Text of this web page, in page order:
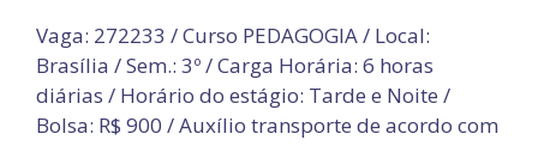
Vaga: 272233 / Curso PEDAGOGIA / Local:
Brasília / Sem.: 3º / Carga Horária: 6 horas
diárias / Horário do estágio: Tarde e Noite /
Bolsa: R$ 900 / Auxílio transporte de acordo com